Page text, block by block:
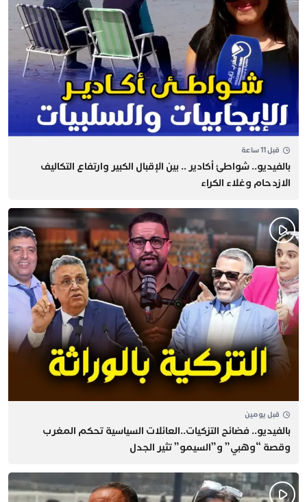
قبل 11 ساعة
بالفيديو.. شواطئ أكادير .. بين الإقبال الكبير وارتفاع التكاليف
الازدحام وغلاء الكراء
قبل يومين
بالفيديو.. فضائح التزكيات..العائلات السياسية تحكم المغرب
وقصة “وهبي” و”السيمو” تثير الجدل